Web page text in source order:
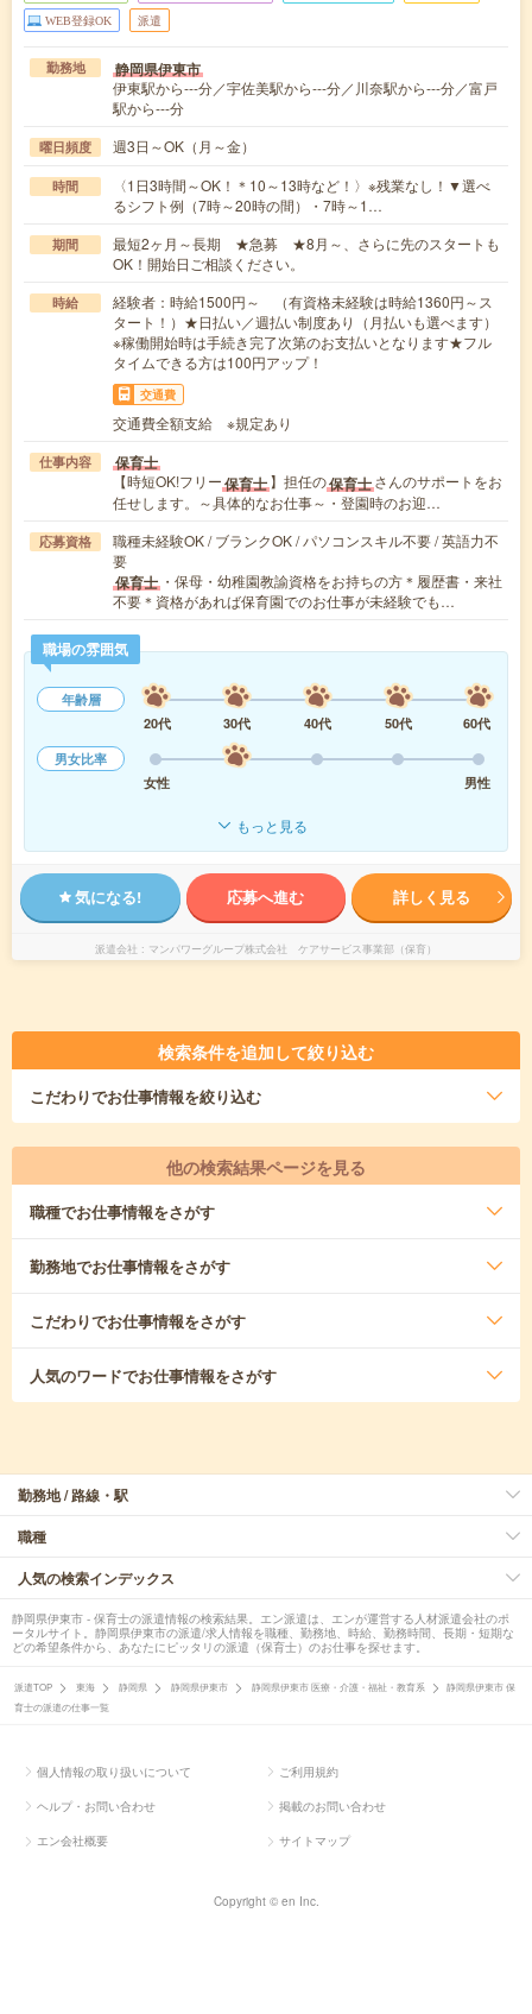
WEB登録OK 派遣
勤務地 静岡県伊東市
伊東駅から---分／宇佐美駅から---分／川奈駅から---分／富戸
駅から---分
曜日頻度 週3日～OK（月～金）
時間
〈1日3時間～OK！＊10～13時など！〉※残業なし！▼選べ
るシフト例（7時～20時の間）・7時～1…
期間
最短2ヶ月～長期 ★急募 ★8月～、さらに先のスタートも
OK！開始日ご相談ください。
時給
経験者：時給1500円～ （有資格未経験は時給1360円～ス
タート！）★日払い／週払い制度あり（月払いも選べます）
※稼働開始時は手続き完了次第のお支払いとなります★フル
タイムできる方は100円アップ！
交通費
交通費全額支給 ※規定あり
仕事内容 保育士
【時短OK!フリー保育士】担任の保育士さんのサポートをお
任せします。～具体的なお仕事～・登園時のお迎…
応募資格
職種未経験OK / ブランクOK / パソコンスキル不要 / 英語力不
要
保育士 ・保母・幼稚園教諭資格をお持ちの方＊履歴書・来社
不要＊資格があれば保育園でのお仕事が未経験でも…
職場の雰囲気
年齢層
20代
30代 40代 50代
60代
男女比率
女性
男性
もっと見る
気になる! 応募へ進む 詳しく見る
派遣会社 マンパワーグループ株式会社 ケアサービス事業部（保育）
検索条件を追加して絞り込む
こだわりでお仕事情報を絞り込む
他の検索結果ページを見る
職種でお仕事情報をさがす
勤務地でお仕事情報をさがす
こだわりでお仕事情報をさがす
人気のワードでお仕事情報をさがす
勤務地 / 路線・駅
職種
人気の検索インデックス
静岡県伊東市 - 保育士の派遣情報の検索結果。エン派遣は、エンが運営する人材派遣会社のポ
ータルサイト。静岡県伊東市の派遣/求人情報を職種、勤務地、時給、勤務時間、長期・短期な
どの希望条件から、あなたにピッタリの派遣（保育士）のお仕事を探せます。
派遣TOP 東海 静岡県 静岡県伊東市 静岡県伊東市 医療・介護・福祉・教育系
静岡県伊東市 保
育士の派遣の仕事一覧
個人情報の取り扱いについて ご利用規約
ヘルプ・お問い合わせ 掲載のお問い合わせ
エン会社概要 サイトマップ
Copyright © en Inc.